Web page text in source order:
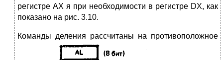
реги­стре АХ я при необходимости в регистре DX, как
показано на рис. 3.10.
Команды деления рассчитаны на противоположное